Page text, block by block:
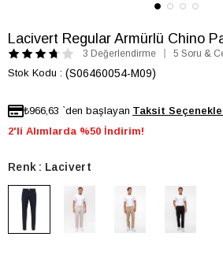
Lacivert Regular Armürlü Chino
3 Değerlendirme 5 Soru &
Stok Kodu (S06460054-M09)
₺966,63 `den başlayan
2'li Alımlarda %50 İndirim!
Renk Lacivert